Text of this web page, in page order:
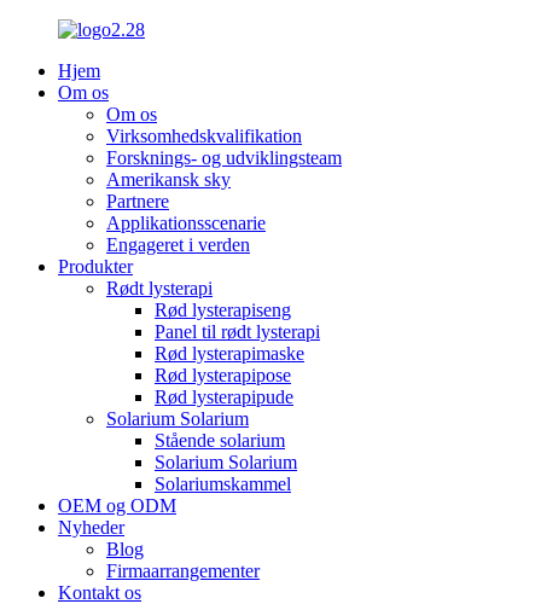
Hjem
Om os
Om os
Virksomhedskvalifikation
Forsknings- og udviklingsteam
Amerikansk sky
Partnere
Applikationsscenarie
Engageret i verden
Produkter
Rødt lysterapi
Rød lysterapiseng
Panel til rødt lysterapi
Rød lysterapimaske
Rød lysterapipose
Rød lysterapipude
Solarium Solarium
Stående solarium
Solarium Solarium
Solariumskammel
OEM og ODM
Nyheder
Blog
Firmaarrangementer
Kontakt os